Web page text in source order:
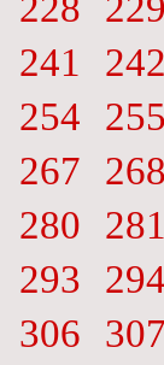
241
254
267
280
293
306